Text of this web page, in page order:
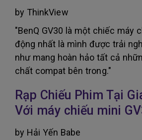
by ThinkView
"BenQ GV30 là một chiếc máy
động nhất là mình được trải
như mang hoàn hảo tất cả
chất compat bên trong."
Rạp Chiếu Phim Tại
Với máy chiếu mini
by Hải Yến Babe